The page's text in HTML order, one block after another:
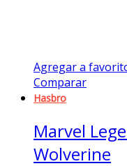
Agregar a
Comparar
Hasbro
Marvel
Wolverine